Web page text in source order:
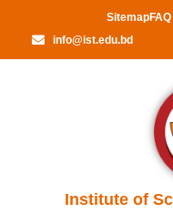
SitemapFAQ
info@ist.edu.bd
Institute of